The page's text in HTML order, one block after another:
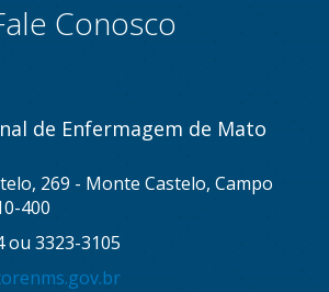
Conosco
de Enfermagem de Mato
269 - Monte Castelo, Campo
400
ou 3323-3105